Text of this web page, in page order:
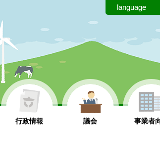
行政情報 議会 事業者